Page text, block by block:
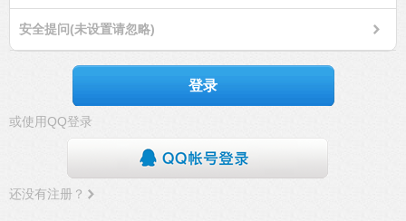
安全提问(未设置请忽略)
登录
或使用QQ登录
还没有注册？